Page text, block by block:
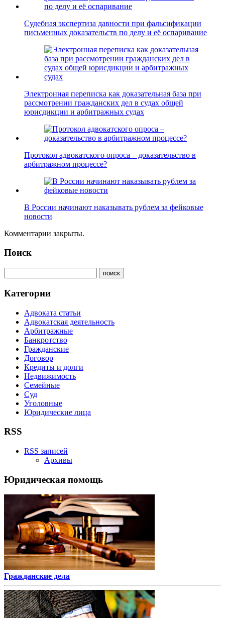
Судебная экспертиза давности при фальсификации
письменных доказательств по делу и её оспаривание
Электронная переписка как доказательная база при
рассмотрении гражданских дел в судах общей
юрисдикции и арбитражных судах
Протокол адвокатского опроса – доказательство в
арбитражном процессе?
В России начинают наказывать рублем за фейковые
новости
Комментарии закрыты.
Поиск
Категории
Адвоката статьи
Адвокатская деятельность
Арбитражные
Банкротство
Гражданские
Договор
Кредиты и долги
Недвижимость
Семейные
Суд
Уголовные
Юридические лица
RSS
RSS записей
Архивы
Юридическая помощь
Гражданские дела